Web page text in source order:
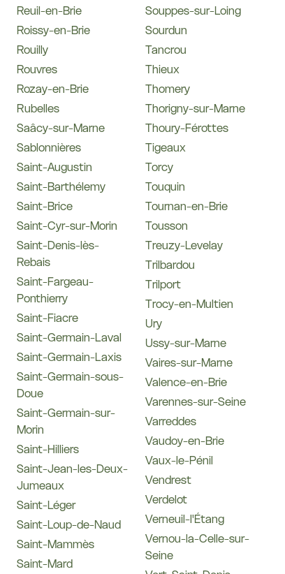
Reuil-en-Brie
Roissy-en-Brie
Rouilly
Rouvres
Rozay-en-Brie
Rubelles
Saâcy-sur-Marne
Sablonnières
Saint-Augustin
Saint-Barthélemy
Saint-Brice
Saint-Cyr-sur-Morin
Saint-Denis-lès-
Rebais
Saint-Fargeau-
Ponthierry
Saint-Fiacre
Saint-Germain-Laval
Saint-Germain-Laxis
Saint-Germain-sous-
Doue
Saint-Germain-sur-
Morin
Saint-Hilliers
Saint-Jean-les-Deux-
Jumeaux
Saint-Léger
Saint-Loup-de-Naud
Saint-Mammès
Saint-Mard
Souppes-sur-Loing
Sourdun
Tancrou
Thieux
Thomery
Thorigny-sur-Marne
Thoury-Férottes
Tigeaux
Torcy
Touquin
Tournan-en-Brie
Tousson
Treuzy-Levelay
Trilbardou
Trilport
Trocy-en-Multien
Ury
Ussy-sur-Marne
Vaires-sur-Marne
Valence-en-Brie
Varennes-sur-Seine
Varreddes
Vaudoy-en-Brie
Vaux-le-Pénil
Vendrest
Verdelot
Verneuil-l'Étang
Vernou-la-Celle-sur-
Seine